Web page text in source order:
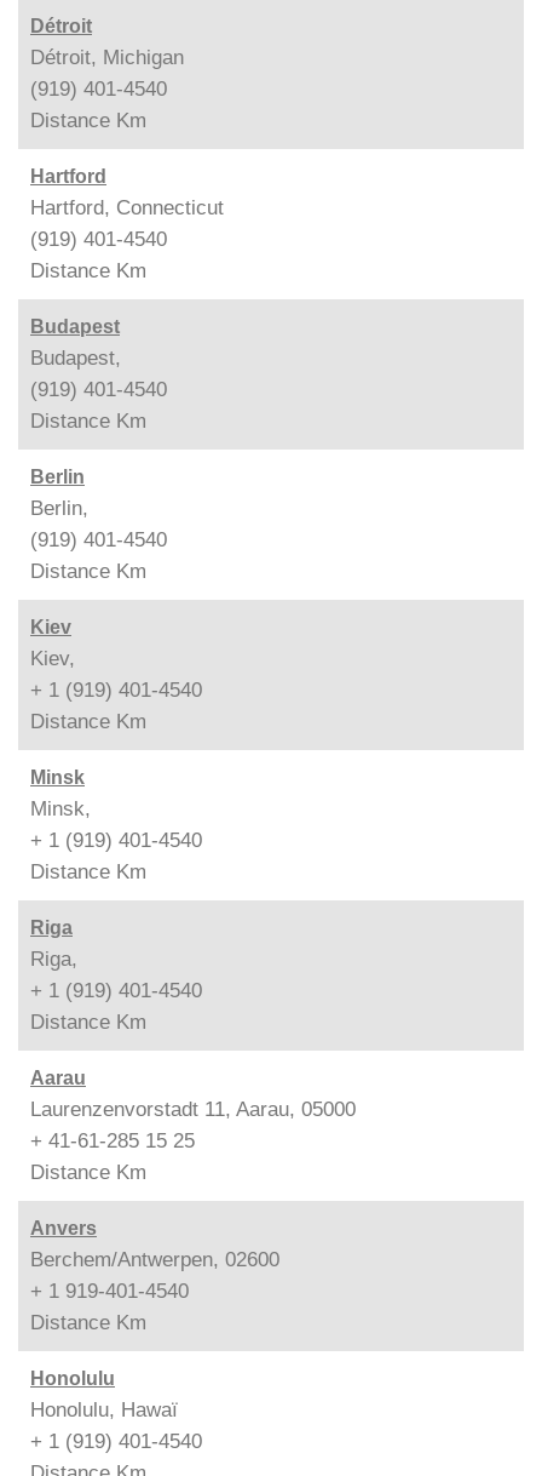
Détroit
Détroit, Michigan
(919) 401-4540
Distance Km
Hartford
Hartford, Connecticut
(919) 401-4540
Distance Km
Budapest
Budapest,
(919) 401-4540
Distance Km
Berlin
Berlin,
(919) 401-4540
Distance Km
Kiev
Kiev,
+ 1 (919) 401-4540
Distance Km
Minsk
Minsk,
+ 1 (919) 401-4540
Distance Km
Riga
Riga,
+ 1 (919) 401-4540
Distance Km
Aarau
Laurenzenvorstadt 11, Aarau, 05000
+ 41-61-285 15 25
Distance Km
Anvers
Berchem/Antwerpen, 02600
+ 1 919-401-4540
Distance Km
Honolulu
Honolulu, Hawaï
+ 1 (919) 401-4540